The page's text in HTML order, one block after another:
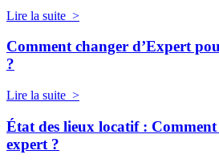
Lire la suite >
Comment changer d’Expert
?
Lire la suite >
État des lieux locatif :
expert ?